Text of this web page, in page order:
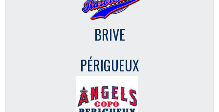
BRIVE
PÉRIGUEUX